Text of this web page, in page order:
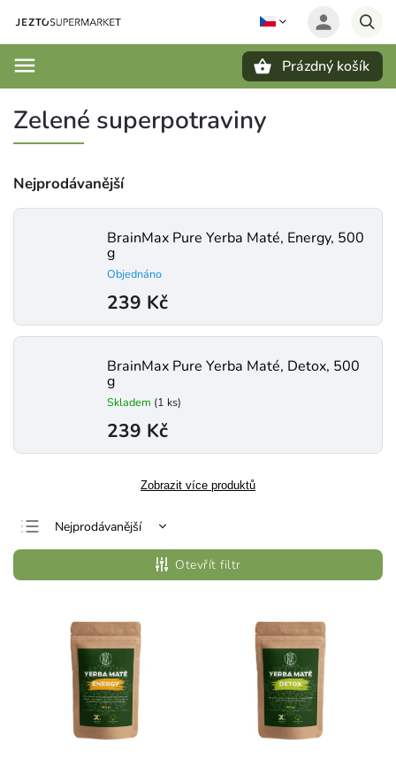
Prázdný košík
Zelené superpotraviny
Nejprodávanější
BrainMax Pure Yerba Maté, Energy, 500
g
Objednáno
239 Kč
BrainMax Pure Yerba Maté, Detox, 500
g
Skladem (1 ks)
239 Kč
Zobrazit více produktů
Nejprodávanější
Nejlevnější
Nejdražší
Otevřít filtr